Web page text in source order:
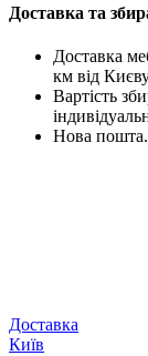
Доставка та
Доставка
км від
Вартість
Нова пошта.
Доставка
Київ